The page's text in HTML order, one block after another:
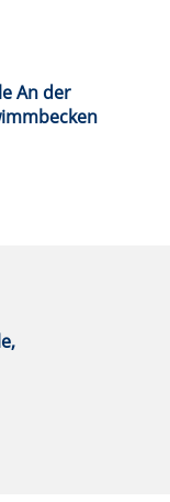
An der